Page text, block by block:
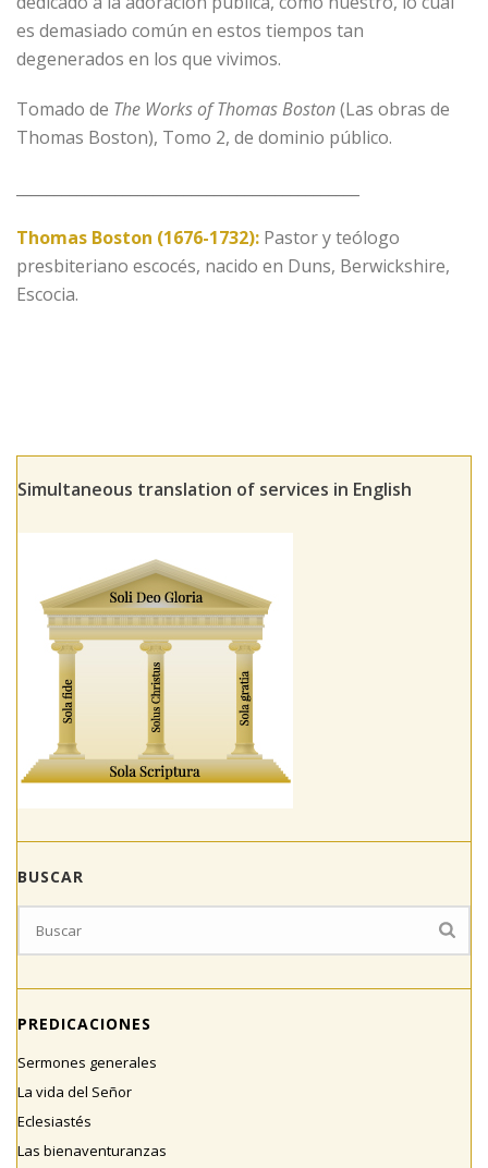
es demasiado común en estos tiempos tan
degenerados en los que vivimos.
Tomado de The Works of Thomas Boston(Las obras de
Thomas Boston), Tomo 2, de dominio público.
Thomas Boston (1676-1732): Pastor y teólogo
presbiteriano escocés, nacido en Duns, Berwickshire,
Escocia.
Simultaneous translation of services in English
BUSCAR
PREDICACIONES
Sermones generales
La vida del Señor
Eclesiastés
Las bienaventuranzas